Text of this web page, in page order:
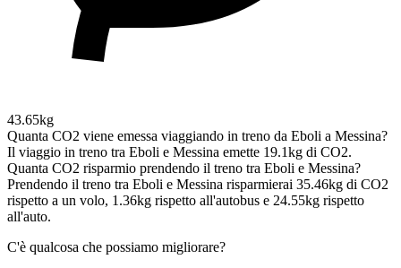
43.65kg
Quanta CO2 viene emessa viaggiando in treno da Eboli a Messina?
Il viaggio in treno tra Eboli e Messina emette 19.1kg di CO2.
Quanta CO2 risparmio prendendo il treno tra Eboli e Messina?
Prendendo il treno tra Eboli e Messina risparmierai 35.46kg di CO2
rispetto a un volo, 1.36kg rispetto all'autobus e 24.55kg rispetto
all'auto.
C'è qualcosa che possiamo migliorare?